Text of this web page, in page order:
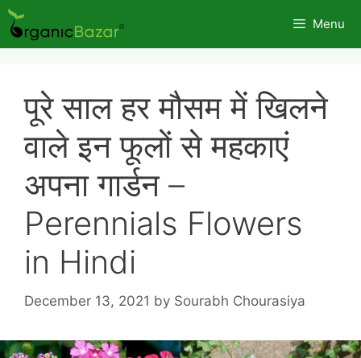
Skip
to
content
Menu
पूरे साल हर मौसम में खिलने
वाले इन फूलों से महकाएं
अपना गार्डन –
Perennials Flowers
in Hindi
December 13, 2021 by Sourabh Chourasiya